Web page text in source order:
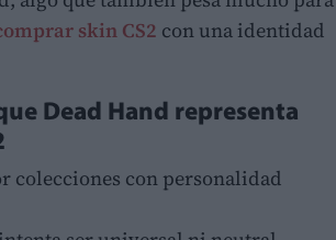
skin CS2 con una identidad
Dead Hand representa
colecciones con personalidad